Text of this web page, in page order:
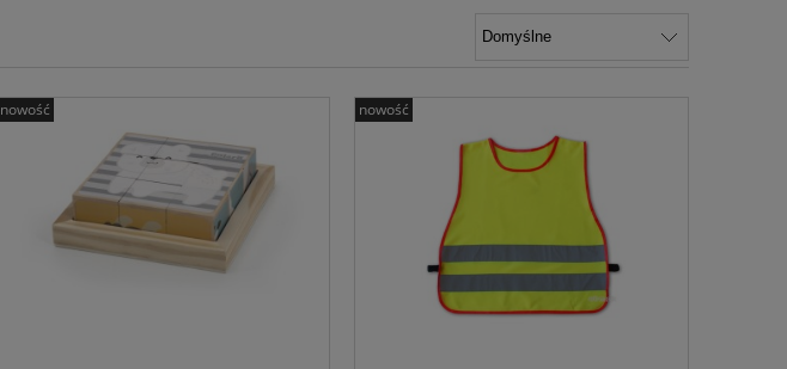
nowość nowość